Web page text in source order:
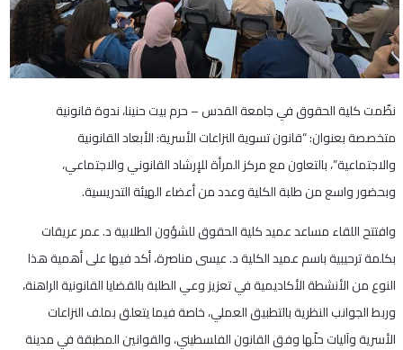
نظّمت كلية الحقوق في جامعة القدس – حرم بيت حنينا، ندوة قانونية
متخصصة بعنوان: “قانون تسوية النزاعات الأسرية: الأبعاد القانونية
والاجتماعية”، بالتعاون مع مركز المرأة للإرشاد القانوني والاجتماعي،
وبحضور واسع من طلبة الكلية وعدد من أعضاء الهيئة التدريسية.
وافتتح اللقاء مساعد عميد كلية الحقوق للشؤون الطلابية د. عمر عريقات
بكلمة ترحيبية باسم عميد الكلية د. عيسى مناصرة، أكد فيها على أهمية هذا
النوع من الأنشطة الأكاديمية في تعزيز وعي الطلبة بالقضايا القانونية الراهنة،
وربط الجوانب النظرية بالتطبيق العملي، خاصة فيما يتعلق بملف النزاعات
الأسرية وآليات حلّها وفق القانون الفلسطيني، والقوانين المطبقة في مدينة